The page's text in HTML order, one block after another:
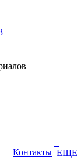
Контакты
+
ЕЩЕ